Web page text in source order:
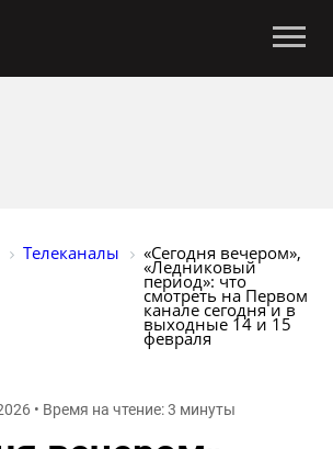
Телеканалы «Сегодня вечером»,
«Ледниковый
период»: что
смотреть на Первом
канале сегодня и в
выходные 14 и 15
февраля
• Время на чтение: 3 минуты